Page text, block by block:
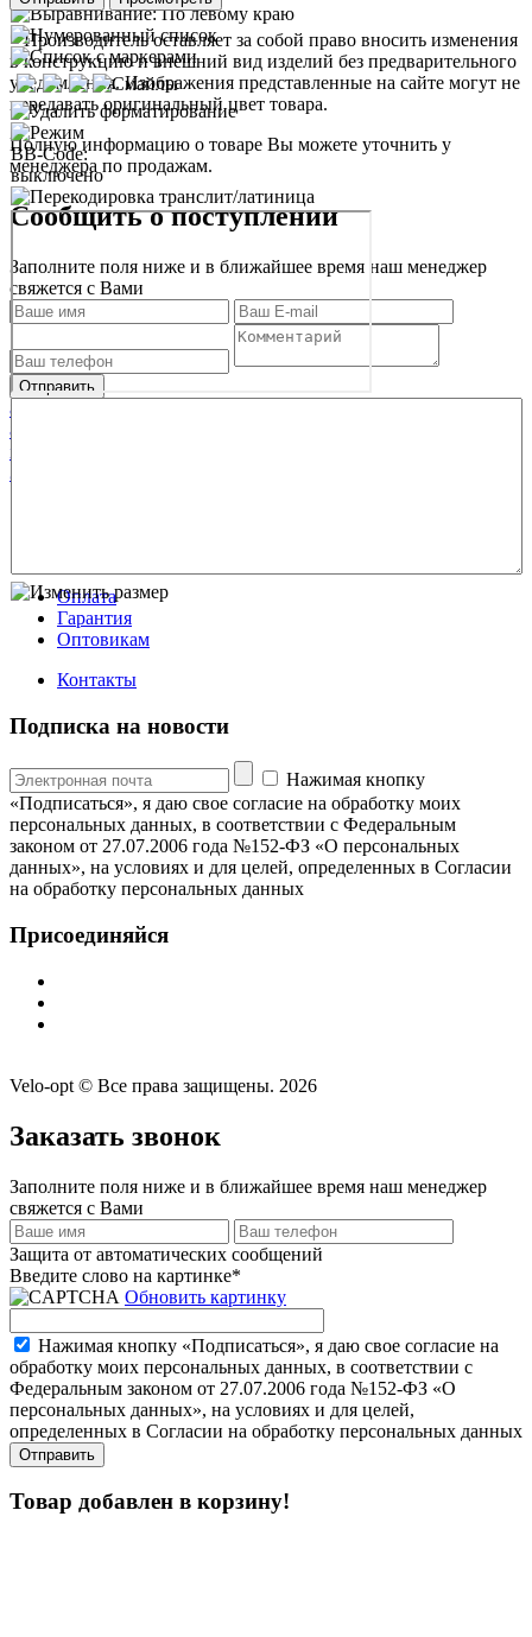
* Производитель оставляет за собой право вносить изменения
в конструкцию и внешний вид изделий без предварительного
уведомления. Изображения представленные на сайте могут не
передавать оригинальный цвет товара.
Полную информацию о товаре Вы можете уточнить у
менеджера по продажам.
Сообщить о поступлении
Заполните поля ниже и в ближайшее время наш менеджер
свяжется с Вами
8 952 430 26 07
8 951 135 05 85
info@velo-opt-bel.ru
Заказать звонок
Оплата
Гарантия
Оптовикам
Контакты
Подписка на новости
Нажимая кнопку
«Подписаться», я даю свое согласие на обработку моих
персональных данных, в соответствии с Федеральным
законом от 27.07.2006 года №152-ФЗ «О персональных
данных», на условиях и для целей, определенных в Согласии
на обработку персональных данных
Присоединяйся
Velo-opt © Все права защищены. 2026
Заказать звонок
Заполните поля ниже и в ближайшее время наш менеджер
свяжется с Вами
Защита от автоматических сообщений
Введите слово на картинке*
Обновить картинку
Нажимая кнопку «Подписаться», я даю свое согласие на
обработку моих персональных данных, в соответствии с
Федеральным законом от 27.07.2006 года №152-ФЗ «О
персональных данных», на условиях и для целей,
определенных в Согласии на обработку персональных данных
Товар добавлен в корзину!